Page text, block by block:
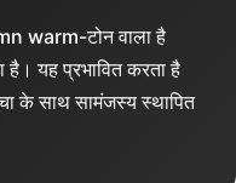
warm-टोन वाला है
यह प्रभावित करता है
के साथ सामंजस्य स्थापित